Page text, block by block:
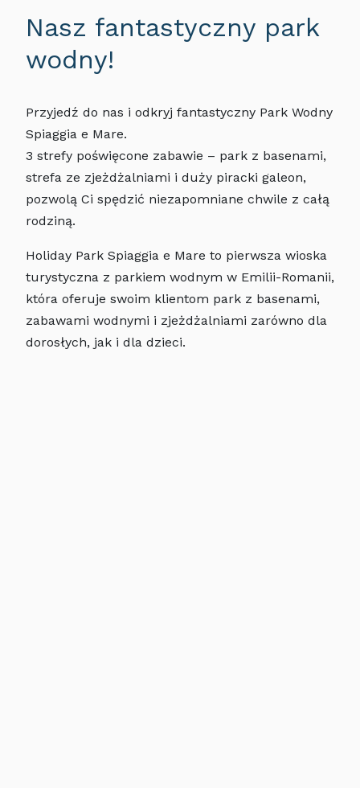
Nasz fantastyczny park
wodny!
Przyjedź do nas i odkryj fantastyczny Park Wodny
Spiaggia e Mare.
3 strefy poświęcone zabawie – park z basenami,
strefa ze zjeżdżalniami i duży piracki galeon,
pozwolą Ci spędzić niezapomniane chwile z całą
rodziną.
Holiday Park Spiaggia e Mare to pierwsza wioska
turystyczna z parkiem wodnym w Emilii-Romanii,
która oferuje swoim klientom park z basenami,
zabawami wodnymi i zjeżdżalniami zarówno dla
dorosłych, jak i dla dzieci.